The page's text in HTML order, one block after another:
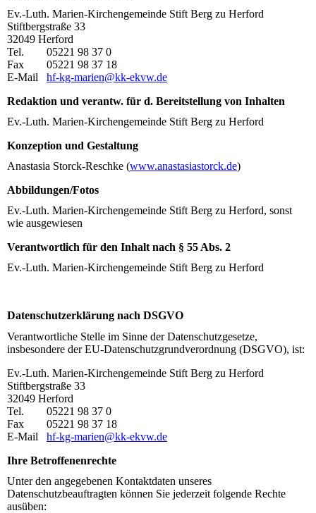
Ev.-Luth. Marien-Kirchengemeinde Stift Berg zu Herford
Stiftbergstraße 33
32049 Herford
Tel. 05221 98 37 0
Fax 05221 98 37 18
E-Mail hf-kg-marien@kk-ekvw.de
Redaktion und verantw. für d. Bereitstellung von Inhalten
Ev.-Luth. Marien-Kirchengemeinde Stift Berg zu Herford
Konzeption und Gestaltung
Anastasia Storck-Reschke (www.anastasiastorck.de)
Abbildungen/Fotos
Ev.-Luth. Marien-Kirchengemeinde Stift Berg zu Herford, sonst
wie ausgewiesen
Verantwortlich für den Inhalt nach § 55 Abs. 2
Ev.-Luth. Marien-Kirchengemeinde Stift Berg zu Herford
Datenschutzerklärung nach DSGVO
Verantwortliche Stelle im Sinne der Datenschutzgesetze,
insbesondere der EU-Datenschutzgrundverordnung (DSGVO), ist:
Ev.-Luth. Marien-Kirchengemeinde Stift Berg zu Herford
Stiftbergstraße 33
32049 Herford
Tel. 05221 98 37 0
Fax 05221 98 37 18
E-Mail hf-kg-marien@kk-ekvw.de
Ihre Betroffenenrechte
Unter den angegebenen Kontaktdaten unseres
Datenschutzbeauftragten können Sie jederzeit folgende Rechte
ausüben: